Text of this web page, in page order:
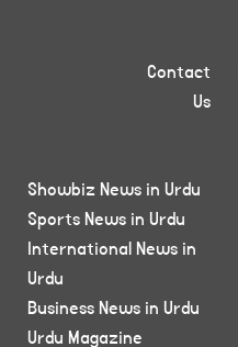
Contact
Us
Showbiz News in Urdu
Sports News in Urdu
International News in
Urdu
Business News in Urdu
Urdu Magazine